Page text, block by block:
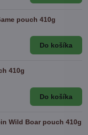
pouch 410g
Do košíka
410g
Do košíka
Wild Boar pouch 410g